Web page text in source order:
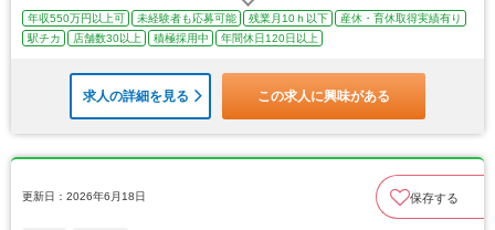
年収550万円以上可 未経験者も応募可能 残業月10ｈ以下
産休・育休取得実績有り
駅チカ
店舗数30以上 積極採用中 年間休日120日以上
求人の詳細を見る この求人に興味がある
更新日：2026年6月18日 保存する